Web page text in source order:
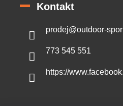
Kontakt
prodej@outdoor-
773 545 551
https://